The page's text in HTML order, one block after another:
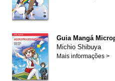
Guia Mangá
Michio Shibuya
Mais informações >